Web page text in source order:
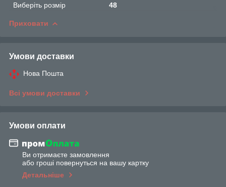
Виберіть розмір
48
Приховати
Умови доставки
Нова Пошта
Всі умови доставки
Умови оплати
Ви отримаєте замовлення
або гроші повернуться на вашу картку
Детальніше